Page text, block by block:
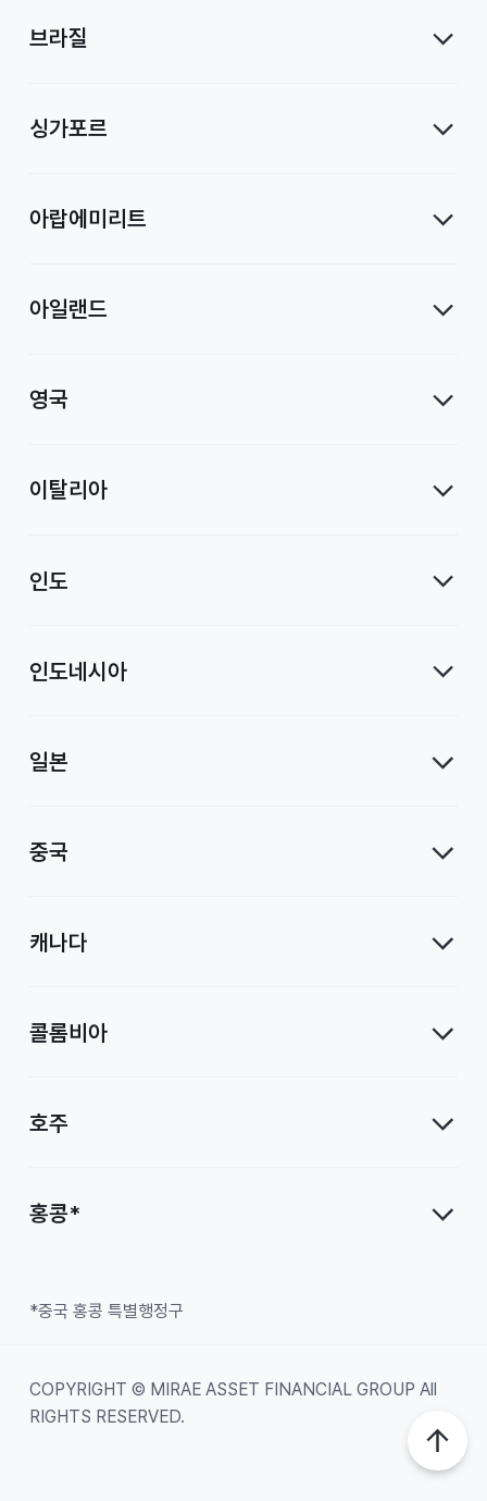
브라질
싱가포르
아랍에미리트
아일랜드
영국
이탈리아
인도
인도네시아
일본
중국
캐나다
콜롬비아
호주
홍콩*
*중국 홍콩 특별행정구
COPYRIGHT © MIRAE ASSET FINANCIAL GROUP All
RIGHTS RESERVED.